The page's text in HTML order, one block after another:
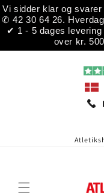
Vi sidder klar og
✆ 42 30 64 26.
✔ 1 - 5 dages
over kr.
Gå til
indhold